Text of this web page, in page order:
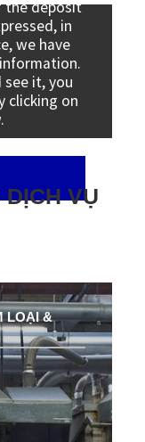
the deposit
in
we have
it, you
clicking on
VỤ
LOẠI &